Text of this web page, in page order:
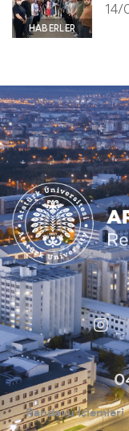
HABERLER
14/
Randevu İşlemleri